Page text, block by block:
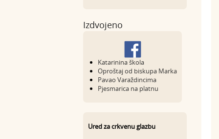
Izdvojeno
Katarinina škola
Oproštaj od biskupa Marka
Pavao Varaždincima
Pjesmarica na platnu
Ured za crkvenu glazbu